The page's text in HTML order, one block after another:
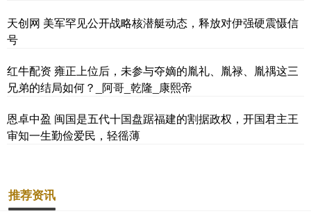
天创网 美军罕见公开战略核潜艇动态，释放对伊强硬震慑信
号
红牛配资 雍正上位后，未参与夺嫡的胤礼、胤禄、胤禑这三
兄弟的结局如何？_阿哥_乾隆_康熙帝
恩卓中盈 闽国是五代十国盘踞福建的割据政权，开国君主王
审知一生勤俭爱民，轻徭薄
推荐资讯